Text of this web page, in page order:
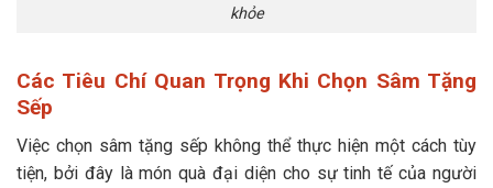
khỏe
Các Tiêu Chí Quan Trọng Khi Chọn Sâm Tặng
Sếp
Việc chọn sâm tặng sếp không thể thực hiện một cách tùy
tiện, bởi đây là món quà đại diện cho sự tinh tế của người